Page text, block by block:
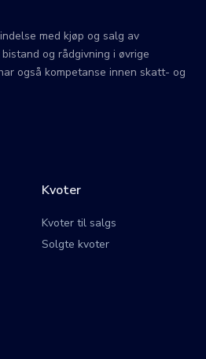
med kjøp og salg av
og rådgivning i øvrige
også kompetanse innen skatt- og
Kvoter
Kvoter til salgs
Solgte kvoter